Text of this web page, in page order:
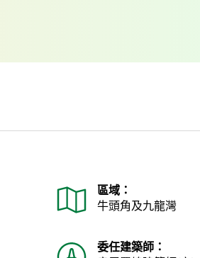
區域：
牛頭角及九龍灣
委任建築師：